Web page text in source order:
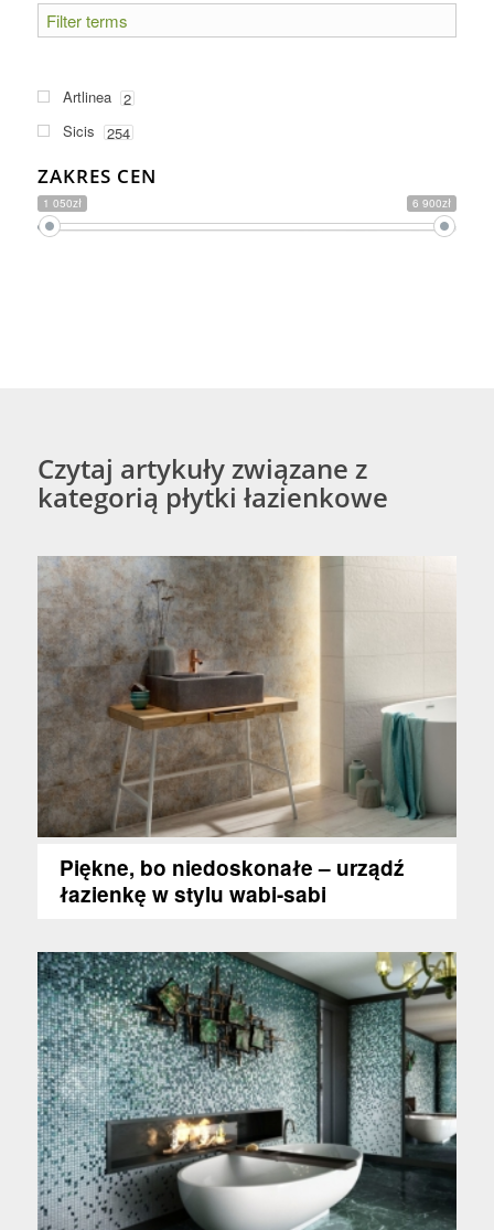
Artlinea 2
Sicis
254
ZAKRES CEN
1 050zł 6 900zł
Czytaj artykuły związane z
kategorią płytki łazienkowe
Piękne, bo niedoskonałe – urządź
łazienkę w stylu wabi-sabi